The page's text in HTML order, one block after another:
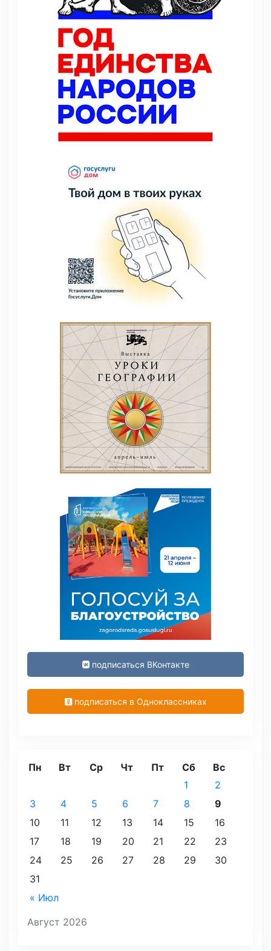
подписаться ВКонтакте
подписаться в Одноклассниках
Август 2026
Пн Вт Ср Чт Пт Сб Вс
« Июл
1
2
3
4 5 6 7 8
9
10
11 12 13 14 15
16
17
18 19 20 21 22
23
24
25 26 27 28 29
30
31